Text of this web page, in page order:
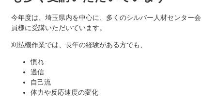
今年度は、埼玉県内を中心に、多くのシルバー人材センター会
員様に受講いただいています。
刈払機作業では、長年の経験がある方でも、
慣れ
過信
自己流
体力や反応速度の変化